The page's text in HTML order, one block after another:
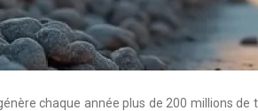
chaque année plus de 200 millions